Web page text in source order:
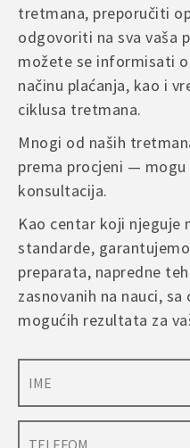
tretmana, preporučiti
odgovoriti na sva vaša
možete se informisati
načinu plaćanja, kao i
ciklusa tretmana.
Mnogi od naših
prema procjeni —
konsultacija.
Kao centar koji njeguje
standarde,
preparata, napredne
zasnovanih na nauci,
mogućih rezultata za